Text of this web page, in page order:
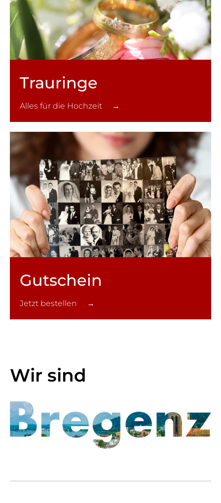
Trauringe
Alles für die Hochzeit →
Gutschein
Jetzt bestellen →
Wir sind